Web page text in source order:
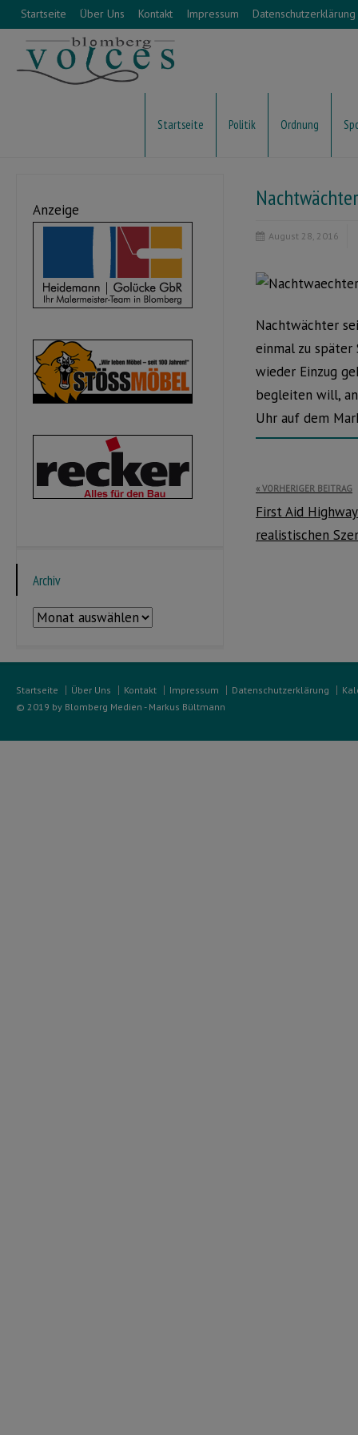
Startseite Über Uns Kontakt Impressum Datenschutzerklärung
Startseite Politik Ordnung
August 28, 2016
Nachtwächter
einmal zu später
wieder Einzug
begleiten will,
Uhr auf dem
VORHERIGER BEITRAG
First Aid
realistischen
Anzeige
Archiv
Archiv
Startseite Über Uns Kontakt Impressum Datenschutzerklärung
© 2019 by Blomberg Medien - Markus Bültmann